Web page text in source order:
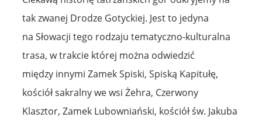
tak zwanej Drodze Gotyckiej. Jest to jedyna
na Słowacji tego rodzaju tematyczno-kulturalna
trasa, w trakcie której można odwiedzić
między innymi Zamek Spiski, Spiską Kapitułę,
kościół sakralny we wsi Żehra, Czerwony
Klasztor, Zamek Lubowniański, kościół św. Jakuba